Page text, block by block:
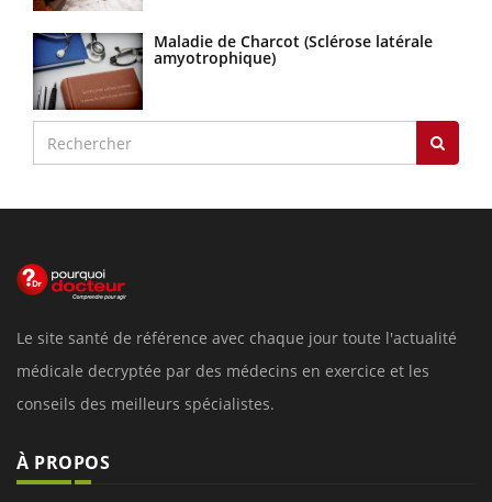
Maladie de Charcot (Sclérose latérale
amyotrophique)
Le site santé de référence avec chaque jour toute l'actualité
médicale decryptée par des médecins en exercice et les
conseils des meilleurs spécialistes.
À PROPOS